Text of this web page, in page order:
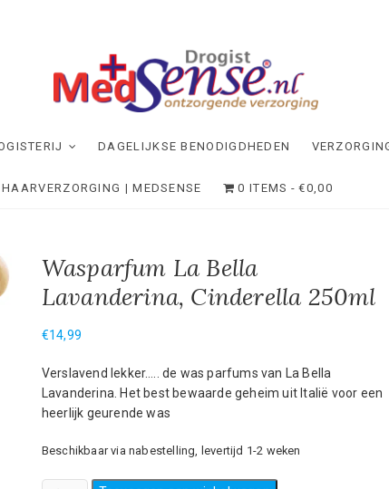
DAGELIJKSE BENODIGDHEDEN
| MEDSENSE 0 ITEMS €0,00
Wasparfum La Bella
Lavanderina, Cinderella 250ml
€14,99
Verslavend lekker….. de was parfums van La Bella
Lavanderina. Het best bewaarde geheim uit Italië voor een
heerlijk geurende was
Beschikbaar via nabestelling, levertijd 1-2 weken